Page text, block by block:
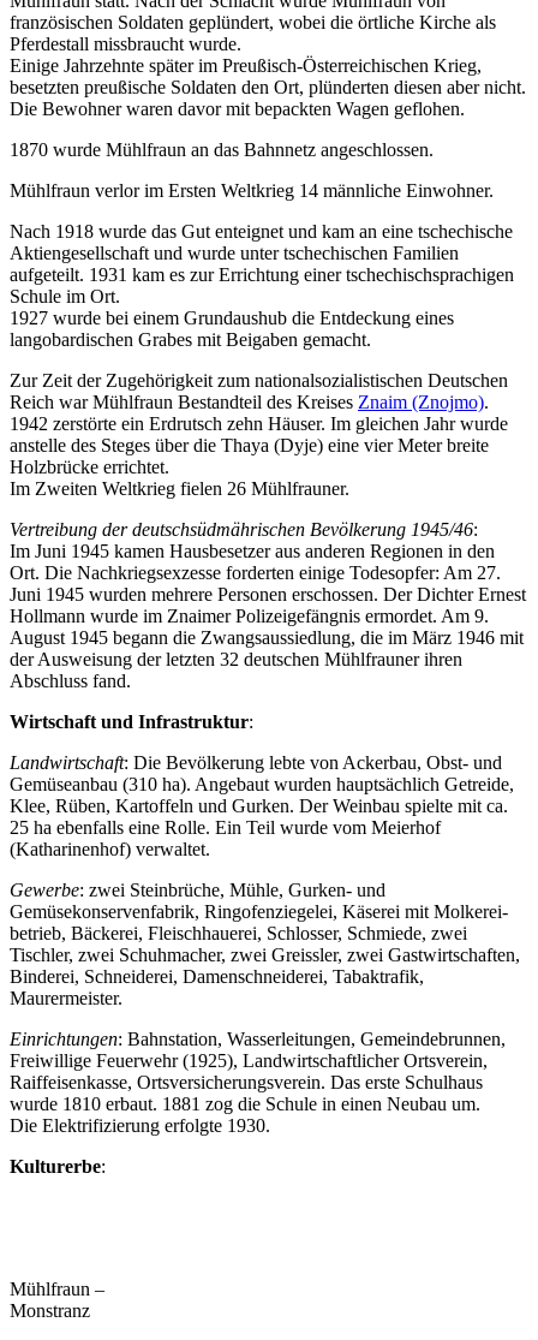
französischen Soldaten geplündert, wobei die örtliche Kirche als
Pferdestall missbraucht wurde.
Einige Jahrzehnte später im Preußisch-Österreichischen Krieg,
besetzten preußische Soldaten den Ort, plünderten diesen aber nicht.
Die Bewohner waren davor mit bepackten Wagen geflohen.
1870 wurde Mühlfraun an das Bahnnetz angeschlossen.
Mühlfraun verlor im Ersten Weltkrieg 14 männliche Einwohner.
Nach 1918 wurde das Gut enteignet und kam an eine tschechische
Aktiengesellschaft und wurde unter tschechischen Familien
aufgeteilt. 1931 kam es zur Errichtung einer tschechischsprachigen
Schule im Ort.
1927 wurde bei einem Grundaushub die Entdeckung eines
langobardischen Grabes mit Beigaben gemacht.
Zur Zeit der Zugehörigkeit zum nationalsozialistischen Deutschen
Reich war Mühlfraun Bestandteil des Kreises Znaim (Znojmo).
1942 zerstörte ein Erdrutsch zehn Häuser. Im gleichen Jahr wurde
anstelle des Steges über die Thaya (Dyje) eine vier Meter breite
Holzbrücke errichtet.
Im Zweiten Weltkrieg fielen 26 Mühlfrauner.
Vertreibung der deutschsüdmährischen Bevölkerung 1945/46:
Im Juni 1945 kamen Hausbesetzer aus anderen Regionen in den
Ort. Die Nachkriegsexzesse forderten einige Todesopfer: Am 27.
Juni 1945 wurden mehrere Personen erschossen. Der Dichter Ernest
Hollmann wurde im Znaimer Polizeigefängnis ermordet. Am 9.
August 1945 begann die Zwangsaussiedlung, die im März 1946 mit
der Ausweisung der letzten 32 deutschen Mühlfrauner ihren
Abschluss fand.
Wirtschaft und Infrastruktur:
Landwirtschaft: Die Bevölkerung lebte von Ackerbau, Obst- und
Gemüseanbau (310 ha). Angebaut wurden hauptsächlich Getreide,
Klee, Rüben, Kartoffeln und Gurken. Der Weinbau spielte mit ca.
25 ha ebenfalls eine Rolle. Ein Teil wurde vom Meierhof
(Katharinenhof) verwaltet.
Gewerbe: zwei Steinbrüche, Mühle, Gurken- und
Gemüsekonservenfabrik, Ringofenziegelei, Käserei mit Molkerei-
betrieb, Bäckerei, Fleischhauerei, Schlosser, Schmiede, zwei
Tischler, zwei Schuhmacher, zwei Greissler, zwei Gastwirtschaften,
Binderei, Schneiderei, Damenschneiderei, Tabaktrafik,
Maurermeister.
Einrichtungen: Bahnstation, Wasserleitungen, Gemeindebrunnen,
Freiwillige Feuerwehr (1925), Landwirtschaftlicher Ortsverein,
Raiffeisenkasse, Ortsversicherungsverein. Das erste Schulhaus
wurde 1810 erbaut. 1881 zog die Schule in einen Neubau um.
Die Elektrifizierung erfolgte 1930.
Kulturerbe:
Mühlfraun –
Monstranz